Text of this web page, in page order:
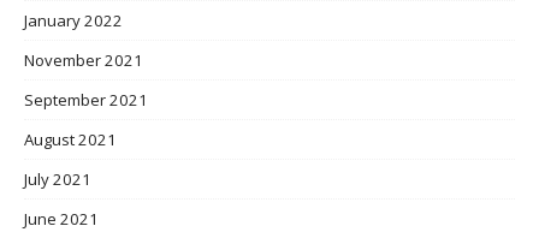
January 2022
November 2021
September 2021
August 2021
July 2021
June 2021